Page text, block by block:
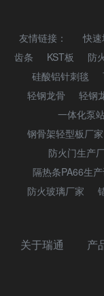
友情链接： 快
齿条
KST板 防
硅酸铝针刺毯
轻钢龙骨
轻钢
一体化泵
钢骨架轻型板厂家
防火门生产
隔热条PA66生
防火玻璃厂家
关于瑞通 产